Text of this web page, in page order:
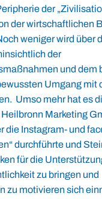
der
der wirtschaftlichen
weniger wird über
der
und dem
Umgang mit
Umso mehr hat es
Marketing
die Instagram- und
durchführte und
für die
zu bringen und
zu motivieren sich